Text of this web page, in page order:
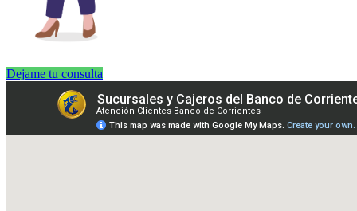
Dejame tu consulta